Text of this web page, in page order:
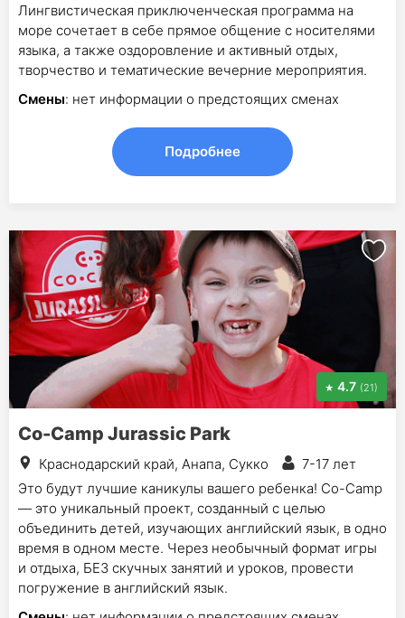
Лингвистическая приключенческая программа на
море сочетает в себе прямое общение с носителями
языка, а также оздоровление и активный отдых,
творчество и тематические вечерние мероприятия.
Смены: нет информации о предстоящих сменах
Подробнее
4.7 (21)
Co-Camp Jurassic Park
Краснодарский край, Анапа, Сукко
7-17 лет
Это будут лучшие каникулы вашего ребенка! Co-Camp
— это уникальный проект, созданный с целью
объединить детей, изучающих английский язык, в одно
время в одном месте. Через необычный формат игры
и отдыха, БЕЗ скучных занятий и уроков, провести
погружение в английский язык.